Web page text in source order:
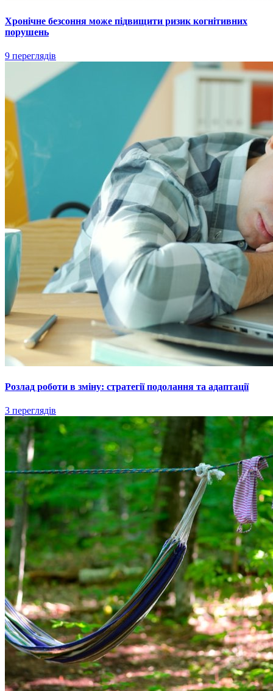
Хронічне безсоння може підвищити ризик когнітивних
порушень
9 переглядів
Розлад роботи в зміну: стратегії подолання та адаптації
3 переглядів